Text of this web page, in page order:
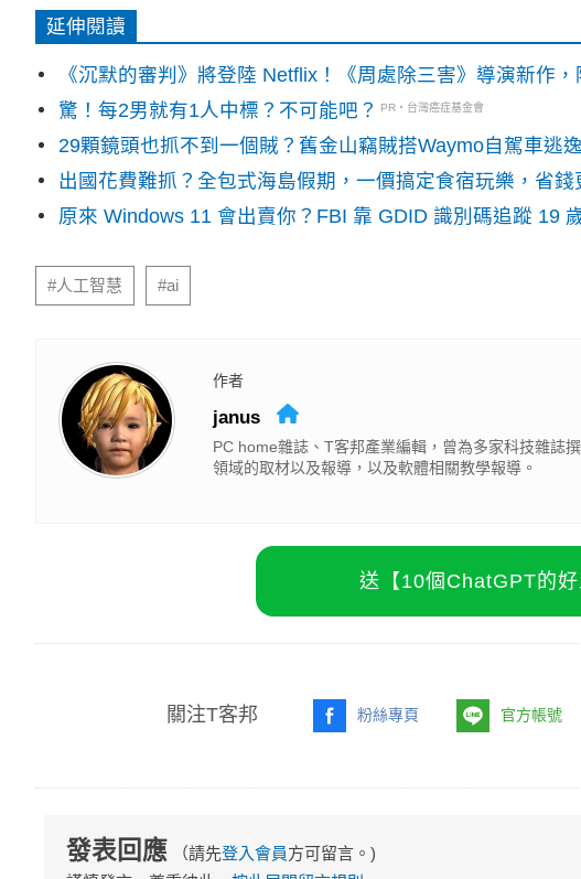
延伸閱讀
《沉默的審判》將登陸 Netflix！《周處除三害》導演新作
驚！每2男就有1人中標？不可能吧？
PR・台灣癌症基金會
29顆鏡頭也抓不到一個賊？舊金山竊賊搭Waymo自駕車逃
出國花費難抓？全包式海島假期，一價搞定食宿玩樂，省錢
原來 Windows 11 會出賣你？FBI 靠 GDID 識別碼追蹤 19
#人工智慧 #ai
作者
janus
PC home雜誌、T客邦產業編輯，曾為多家科技雜誌
領域的取材以及報導，以及軟體相關教學報導。
送【10個ChatGPT的
關注T客邦 粉絲專頁 官方帳號
發表回應 （請先登入會員方可留言。)